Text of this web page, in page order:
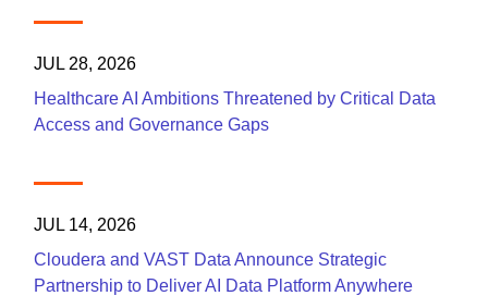
JUL 28, 2026
Healthcare AI Ambitions Threatened by Critical Data
Access and Governance Gaps
JUL 14, 2026
Cloudera and VAST Data Announce Strategic
Partnership to Deliver AI Data Platform Anywhere